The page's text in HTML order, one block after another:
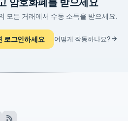
모든 거래에서 수동 소득을 받으세요.
로그인하세요 어떻게 작동하나요?